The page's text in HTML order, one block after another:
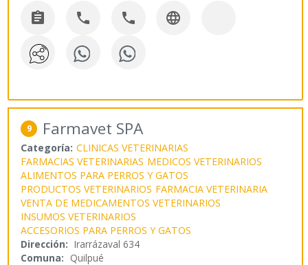
   
9 Farmavet SPA
Categoría: CLINICAS VETERINARIAS
FARMACIAS VETERINARIAS MEDICOS VETERINARIOS
ALIMENTOS PARA PERROS Y GATOS
PRODUCTOS VETERINARIOS FARMACIA VETERINARIA
VENTA DE MEDICAMENTOS VETERINARIOS
INSUMOS VETERINARIOS
ACCESORIOS PARA PERROS Y GATOS
Dirección: Irarrázaval 634
Comuna: Quilpué